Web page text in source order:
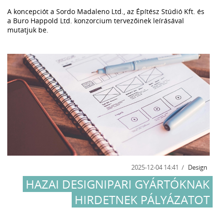
A koncepciót a Sordo Madaleno Ltd., az Építész Stúdió Kft. és
a Buro Happold Ltd. konzorcium tervezőinek leírásával
mutatjuk be.
2025-12-04 14:41 Design
HAZAI DESIGNIPARI GYÁRTÓKNAK
HIRDETNEK PÁLYÁZATOT